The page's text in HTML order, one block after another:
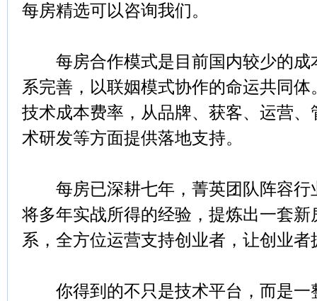
每房精选可以咨询我们。
每房合作模式是目前国内较少的成
系完善，以联姻模式协作的命运共同
技术成本费率，从品牌、获客、运营
术研发等方面提供落地支持。
每房已深耕七年，菁英团队阵容行
将多年实战所得的经验，提炼出一套
系，全方位运营支持创业者，让创业
你得到的不只是技术平台，而是一